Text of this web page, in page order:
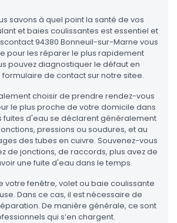
savons à quel point la santé de vos
et baies coulissantes est essentiel et
94380 Bonneuil-sur-Marne vous
pour les réparer le plus rapidement
pouvez diagnostiquer le défaut en
de contact sur notre sitee.
choisir de prendre rendez-vous
le plus proche de votre domicile dans
fuites d'eau se déclarent généralement
pressions ou soudures, et au
des tubes en cuivre. Souvenez-vous
de jonctions, de raccords, plus avez de
une fuite d'eau dans le temps.
votre fenêtre, volet ou baie coulissante
Dans ce cas, il est nécessaire de
De manière générale, ce sont
qui s’en chargent.